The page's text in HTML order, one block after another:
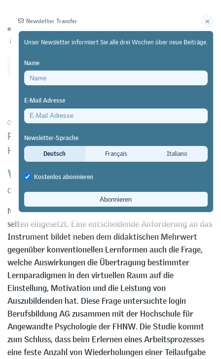
31/01/21 Forschung https://doi.org/10.64829/1029
Pilotstudie der login Berufsbildung AG und der
Hochschule für Angewandten Psychologie (FHNW)
Virtual Reality in der Berufsbildung
Oliver Christ&Mathias Hirschi
Noch werden virtuelle Simulationen in der Berufsbildung
selten eingesetzt. Eine entscheidende Anforderung an das
Instrument bildet neben dem didaktischen Mehrwert
gegenüber konventionellen Lernformen auch die Frage,
welche Auswirkungen die Übertragung bestimmter
Lernparadigmen in den virtuellen Raum auf die
Einstellung, Motivation und die Leistung von
Auszubildenden hat. Diese Frage untersuchte login
Berufsbildung AG zusammen mit der Hochschule für
Angewandte Psychologie der FHNW. Die Studie kommt
zum Schluss, dass beim Erlernen eines Arbeitsprozesses
eine feste Anzahl von Wiederholungen einer Teilaufgabe
Newsletter Transfer
Unser Newsletter informiert Sie alle drei Wochen über neue Beiträge.
Name
E-Mail Adresse
Newsletter-Sprache
Deutsch
Français Italiano
Kostenlos abonnieren